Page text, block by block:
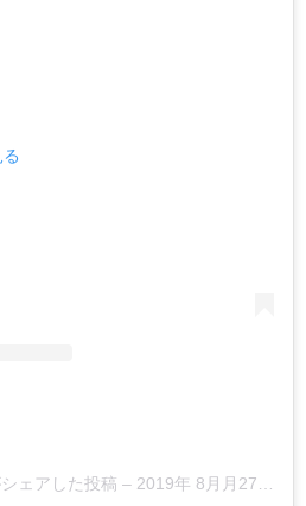
ェアした投稿 – 2019年 8月月27日午後5時49分PDT